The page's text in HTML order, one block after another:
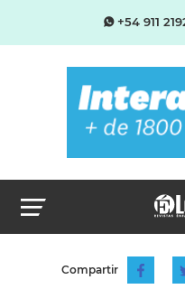
+54 911
Compartir